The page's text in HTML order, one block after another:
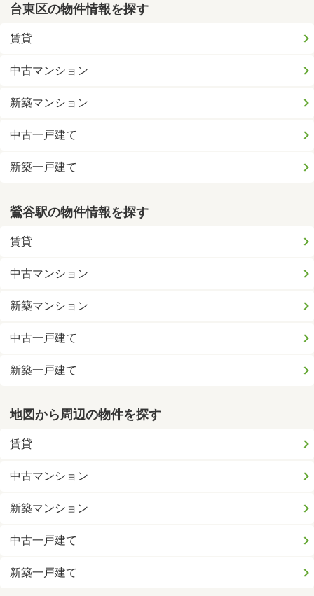
台東区の物件情報を探す
賃貸
中古マンション
新築マンション
中古一戸建て
新築一戸建て
鶯谷駅の物件情報を探す
賃貸
中古マンション
新築マンション
中古一戸建て
新築一戸建て
地図から周辺の物件を探す
賃貸
中古マンション
新築マンション
中古一戸建て
新築一戸建て